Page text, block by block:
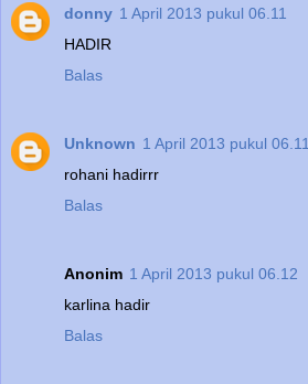
donny 1 April 2013 pukul 06.11
HADIR
Balas
Unknown 1 April 2013 pukul 06.11
rohani hadirrr
Balas
Anonim 1 April 2013 pukul 06.12
karlina hadir
Balas